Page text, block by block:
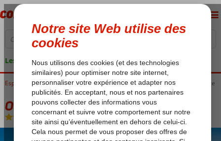
Les garanties de vacances
Espagne Îles Canaries Lanzarote Puerto del Carmen Ole Olivina Lanzarote
Ole Olivina Lanzarote
All Inclusive-Hôtel